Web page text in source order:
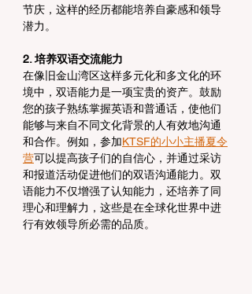
节庆，这样的经历都能培养自豪感和领导
潜力。
2. 培养双语交流能力
在像旧金山湾区这样多元化和多文化的环
境中，双语能力是一项宝贵的资产。鼓励
您的孩子熟练掌握英语和普通话，使他们
能够与来自不同文化背景的人有效地沟通
和合作。例如，参加KTSF的小小主播夏令
营可以提高孩子们的自信心，并通过采访
和报道活动促进他们的双语沟通能力。双
语能力不仅增强了认知能力，还培养了同
理心和理解力，这些是在全球化世界中进
行有效领导所必需的品质。